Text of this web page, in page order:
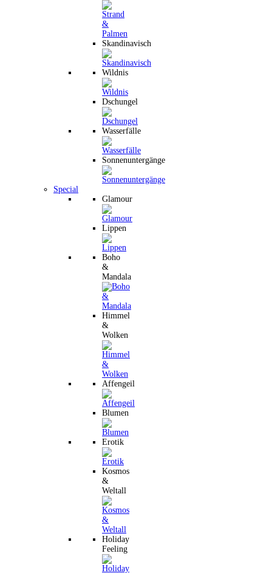
Skandinavisch
Wildnis
Dschungel
Wasserfälle
Sonnenuntergänge
Special
Glamour
Lippen
Boho
&
Mandala
Himmel
&
Wolken
Affengeil
Blumen
Erotik
Kosmos
&
Weltall
Holiday
Feeling